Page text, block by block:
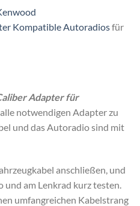
Kompatible Autoradiosfür
Adapter für
notwendigen Adapter zu
und das Autoradio sind mit
anschließen, und
am Lenkrad kurz testen.
umfangreichen Kabelstrang